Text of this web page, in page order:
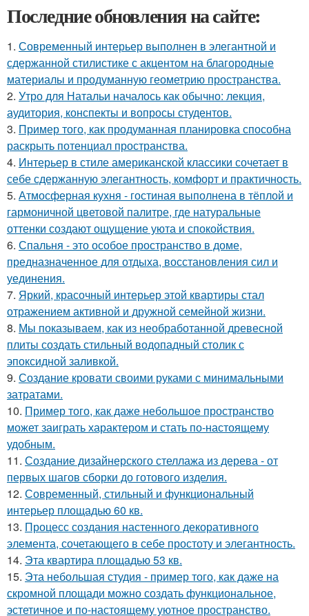
Последние обновления на сайте:
1. Современный интерьер выполнен в элегантной и
сдержанной стилистике с акцентом на благородные
материалы и продуманную геометрию пространства.
2. Утро для Натальи началось как обычно: лекция,
аудитория, конспекты и вопросы студентов.
3. Пример того, как продуманная планировка способна
раскрыть потенциал пространства.
4. Интерьер в стиле американской классики сочетает в
себе сдержанную элегантность, комфорт и практичность.
5. Атмосферная кухня - гостиная выполнена в тёплой и
гармоничной цветовой палитре, где натуральные
оттенки создают ощущение уюта и спокойствия.
6. Спальня - это особое пространство в доме,
предназначенное для отдыха, восстановления сил и
уединения.
7. Яркий, красочный интерьер этой квартиры стал
отражением активной и дружной семейной жизни.
8. Мы показываем, как из необработанной древесной
плиты создать стильный водопадный столик с
эпоксидной заливкой.
9. Создание кровати своими руками с минимальными
затратами.
10. Пример того, как даже небольшое пространство
может заиграть характером и стать по-настоящему
удобным.
11. Создание дизайнерского стеллажа из дерева - от
первых шагов сборки до готового изделия.
12. Современный, стильный и функциональный
интерьер площадью 60 кв.
13. Процесс создания настенного декоративного
элемента, сочетающего в себе простоту и элегантность.
14. Эта квартира площадью 53 кв.
15. Эта небольшая студия - пример того, как даже на
скромной площади можно создать функциональное,
эстетичное и по-настоящему уютное пространство.